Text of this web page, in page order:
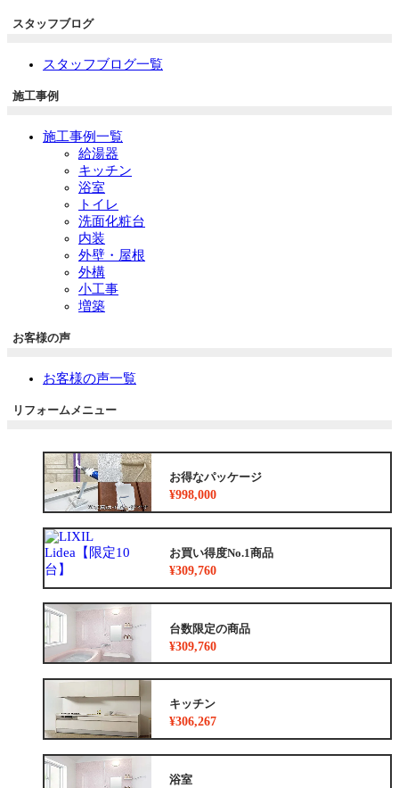
スタッフブログ
スタッフブログ一覧
施工事例
施工事例一覧
給湯器
キッチン
浴室
トイレ
洗面化粧台
内装
外壁・屋根
外構
小工事
増築
お客様の声
お客様の声一覧
リフォームメニュー
お得なパッケージ
¥998,000
お買い得度No.1商品
¥309,760
台数限定の商品
¥309,760
キッチン
¥306,267
浴室